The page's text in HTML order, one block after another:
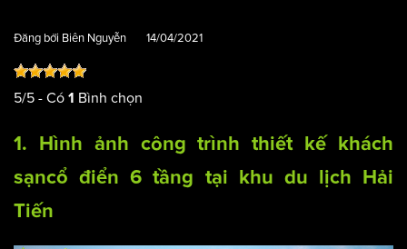
Đăng bởi Biên Nguyễn 14/04/2021
5/5 - Có 1 Bình chọn
1. Hình ảnh công trìnhthiết kế khách
sạncổ điển 6 tầng tại khu du lịch Hải
Tiến